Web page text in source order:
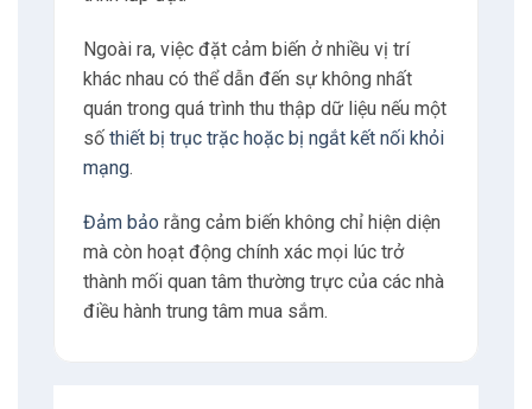
Ngoài ra, việc đặt cảm biến ở nhiều vị trí
khác nhau có thể dẫn đến sự không nhất
quán trong quá trình thu thập dữ liệu nếu một
số thiết bị trục trặc hoặc bị ngắt kết nối khỏi
mạng.
Đảm bảo rằng cảm biến không chỉ hiện diện
mà còn hoạt động chính xác mọi lúc trở
thành mối quan tâm thường trực của các nhà
điều hành trung tâm mua sắm.